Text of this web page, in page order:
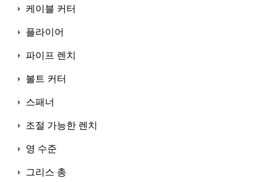
케이블 커터
플라이어
파이프 렌치
볼트 커터
스패너
조절 가능한 렌치
영 수준
그리스 총